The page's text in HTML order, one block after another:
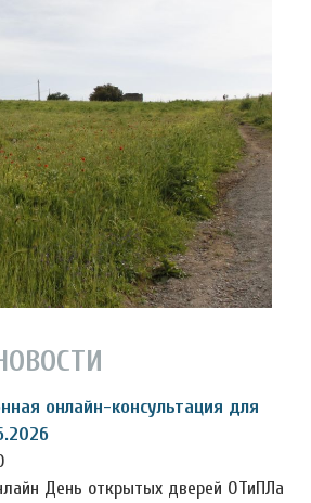
онлайн-консультация для
День открытых дверей ОТиПЛа